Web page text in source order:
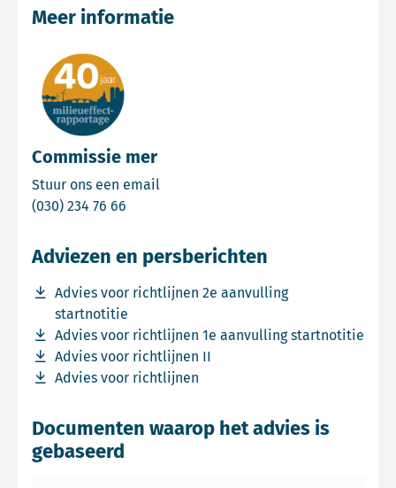
Commissie mer
Stuur ons een email
(030) 234 76 66
Meer informatie
Adviezen en persberichten
Advies voor richtlijnen 2e aanvulling
startnotitie
Download bestand Advies voor richtlijnen 2e
Advies voor richtlijnen 1e aanvulling startnotitie
Download bestand Advies voor richtlijnen 1e
Advies voor richtlijnen II
Download bestand Advies voor richtlijnen II
Advies voor richtlijnen
Download bestand Advies voor richtlijnen
Documenten waarop het advies is
gebaseerd